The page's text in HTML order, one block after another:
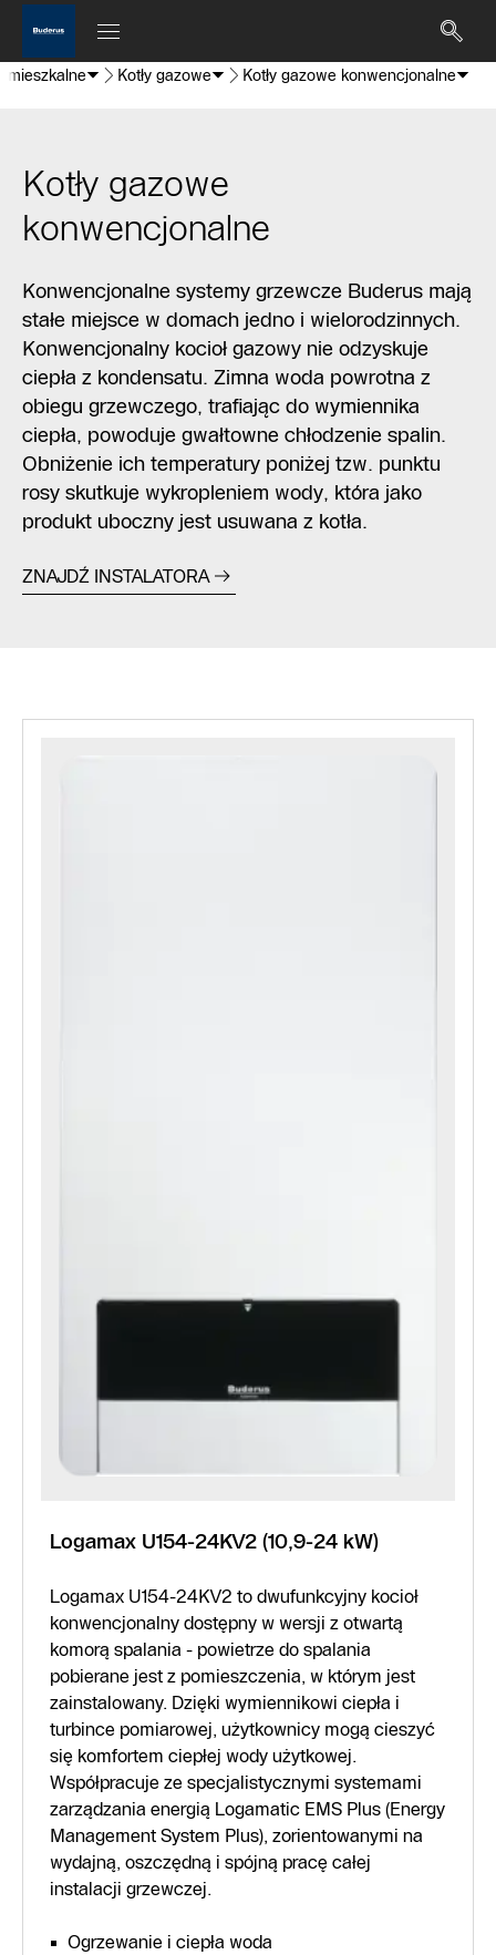
mieszkalne Kotły gazowe Kotły gazowe konwencjonalne
Kotły gazowe
konwencjonalne
Konwencjonalne systemy grzewcze Buderus mają
stałe miejsce w domach jedno i wielorodzinnych.
Konwencjonalny kocioł gazowy nie odzyskuje
ciepła z kondensatu. Zimna woda powrotna z
obiegu grzewczego, trafiając do wymiennika
ciepła, powoduje gwałtowne chłodzenie spalin.
Obniżenie ich temperatury poniżej tzw. punktu
rosy skutkuje wykropleniem wody, która jako
produkt uboczny jest usuwana z kotła.
ZNAJDŹ INSTALATORA
Logamax U154-24KV2 (10,9-24 kW)
Logamax U154-24KV2 to dwufunkcyjny kocioł
konwencjonalny dostępny w wersji z otwartą
komorą spalania - powietrze do spalania
pobierane jest z pomieszczenia, w którym jest
zainstalowany. Dzięki wymiennikowi ciepła i
turbince pomiarowej, użytkownicy mogą cieszyć
się komfortem ciepłej wody użytkowej.
Współpracuje ze specjalistycznymi systemami
zarządzania energią Logamatic EMS Plus (Energy
Management System Plus), zorientowanymi na
wydajną, oszczędną i spójną pracę całej
instalacji grzewczej.
Ogrzewanie i ciepła woda